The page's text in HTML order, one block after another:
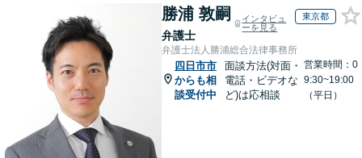
勝浦 敦嗣
弁護士
インタビュ
ーを見る
東京都
弁護士法人勝浦総合法律事務所
四日市市
からも相
談受付中
面談方法(対面・
電話・ビデオな
ど)は応相談
営業時間：0
9:30~19:00
（平日）